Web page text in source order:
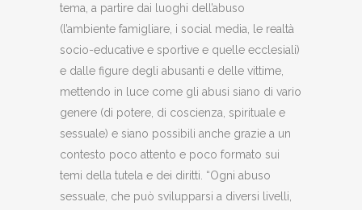
tema, a partire dai luoghi dell’abuso
(l’ambiente famigliare, i social media, le realtà
socio-educative e sportive e quelle ecclesiali)
e dalle figure degli abusanti e delle vittime,
mettendo in luce come gli abusi siano di vario
genere (di potere, di coscienza, spirituale e
sessuale) e siano possibili anche grazie a un
contesto poco attento e poco formato sui
temi della tutela e dei diritti. “Ogni abuso
sessuale, che può svilupparsi a diversi livelli,